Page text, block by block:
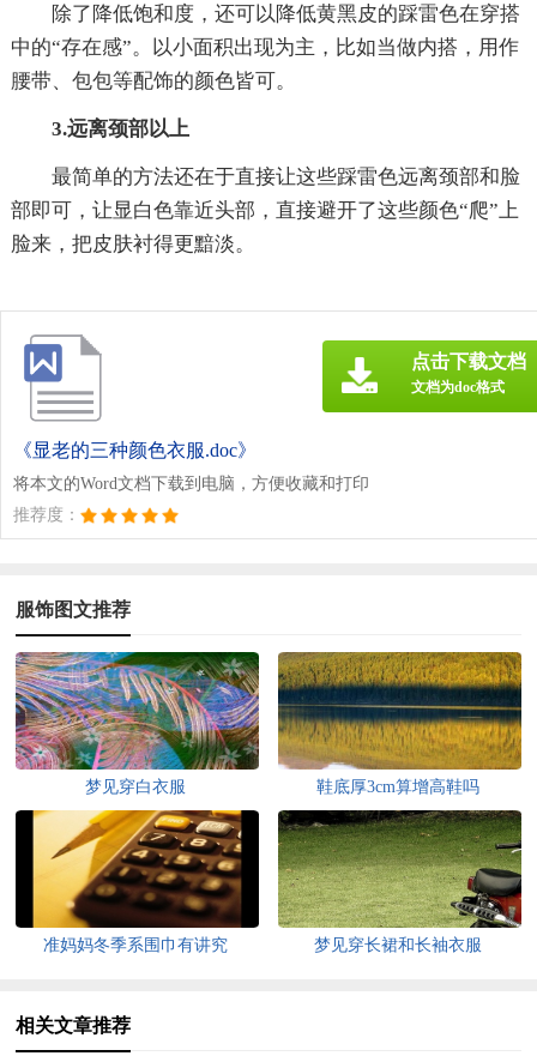
除了降低饱和度，还可以降低黄黑皮的踩雷色在穿搭
中的“存在感”。以小面积出现为主，比如当做内搭，用作
腰带、包包等配饰的颜色皆可。
3.远离颈部以上
最简单的方法还在于直接让这些踩雷色远离颈部和脸
部即可，让显白色靠近头部，直接避开了这些颜色“爬”上
脸来，把皮肤衬得更黯淡。
《显老的三种颜色衣服.doc》
将本文的Word文档下载到电脑，方便收藏和打印
推荐度：
点击下载文档
文档为doc格式
服饰图文推荐
梦见穿白衣服 鞋底厚3cm算增高鞋吗
准妈妈冬季系围巾有讲究 梦见穿长裙和长袖衣服
相关文章推荐